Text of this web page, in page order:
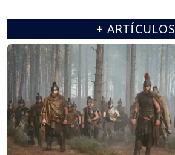
+ ARTÍCULOS